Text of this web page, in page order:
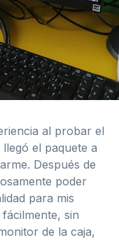
al probar el
el paquete a
Después de
poder
para mis
sin
de la caja,